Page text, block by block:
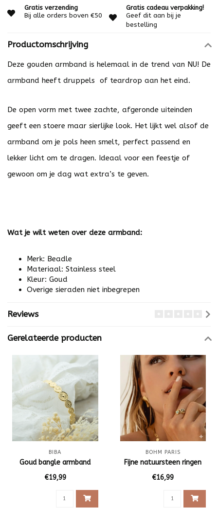
Gratis verzending
Bij alle orders boven €50
Gratis cadeau verpakking!
Geef dit aan bij je
bestelling
Productomschrijving
Deze gouden armband is helemaal in de trend van NU! De
armband heeft druppels of teardrop aan het eind.
De open vorm met twee zachte, afgeronde uiteinden
geeft een stoere maar sierlijke look. Het lijkt wel alsof de
armband om je pols heen smelt, perfect passend en
lekker licht om te dragen. Ideaal voor een feestje of
gewoon om je dag wat extra’s te geven.
Wat je wilt weten over deze armband:
Merk: Beadle
Materiaal: Stainless steel
Kleur: Goud
Overige sieraden niet inbegrepen
Reviews
Gerelateerde producten
BIBA
Goud bangle armband
€19,99
BOHM PARIS
Fijne natuursteen ringen
€16,99